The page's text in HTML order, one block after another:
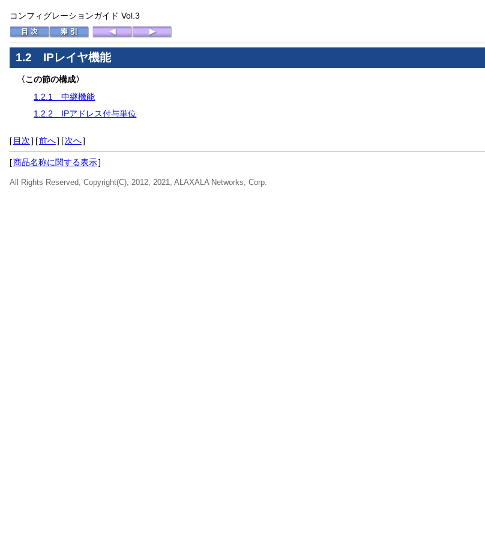
コンフィグレーションガイド Vol.3
1.2 IPレイヤ機能
〈この節の構成〉
1.2.1 中継機能
1.2.2 IPアドレス付与単位
[ 目次] [前へ] [次へ]
[商品名称に関する表示]
All Rights Reserved, Copyright(C), 2012, 2021, ALAXALA Networks, Corp.